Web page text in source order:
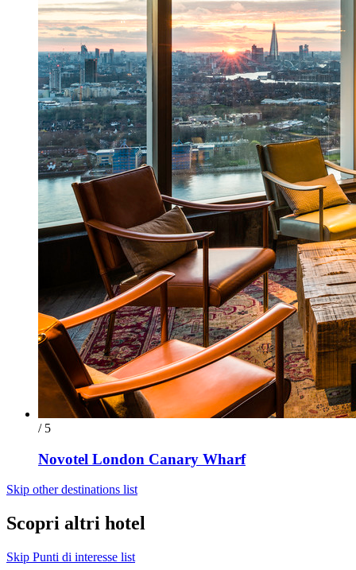
/ 5
Novotel London Canary Wharf
Skip other destinations list
Scopri altri hotel
Skip Punti di interesse list